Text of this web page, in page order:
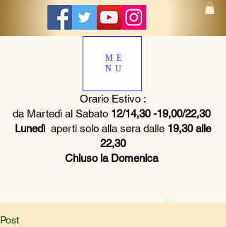
ME
NU
Orario Estivo :
da Martedì al Sabato 12/14,30 -19,00/22,30
Lunedì aperti solo alla sera dalle 19,30 alle
22,30
Chiuso la Domenica
Post